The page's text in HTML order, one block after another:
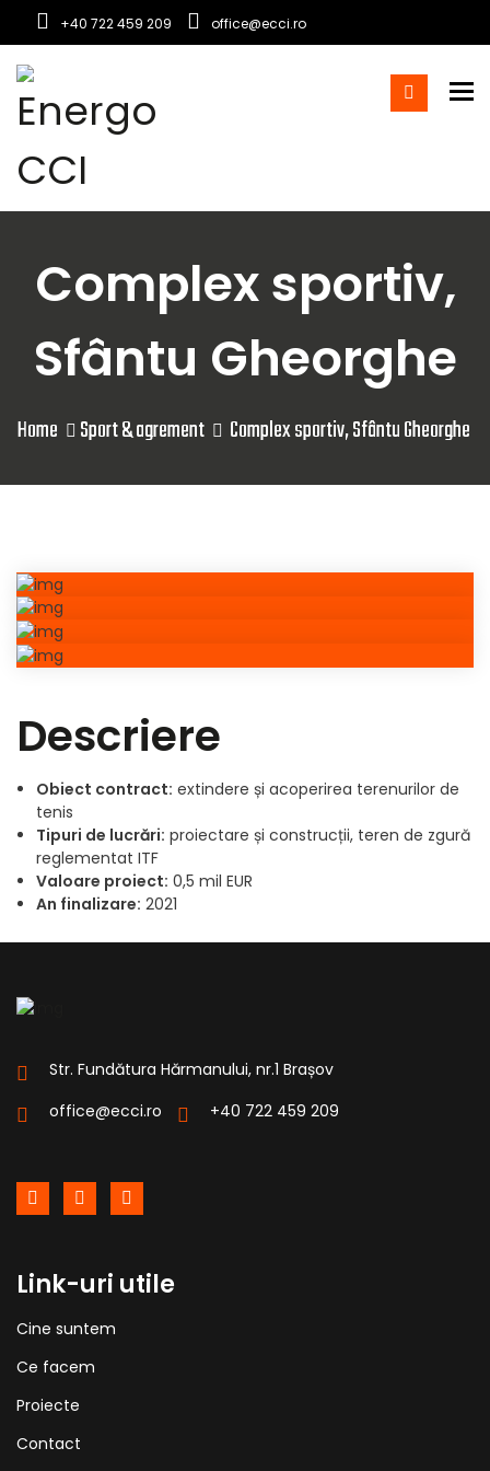
+40 722 459 209 office@ecci.ro
Complex sportiv,
Sfântu Gheorghe
Home Sport & agrement Complex sportiv, Sfântu Gheorghe
Obiect contract: extindere și acoperirea terenurilor de
tenis
Tipuri de lucrări: proiectare și construcții, teren de zgură
reglementat ITF
Valoare proiect: 0,5 mil EUR
An finalizare: 2021
Str. Fundătura Hărmanului, nr.1 Brașov
office@ecci.ro
+40 722 459 209
Link-uri utile
Cine suntem
Ce facem
Proiecte
Contact